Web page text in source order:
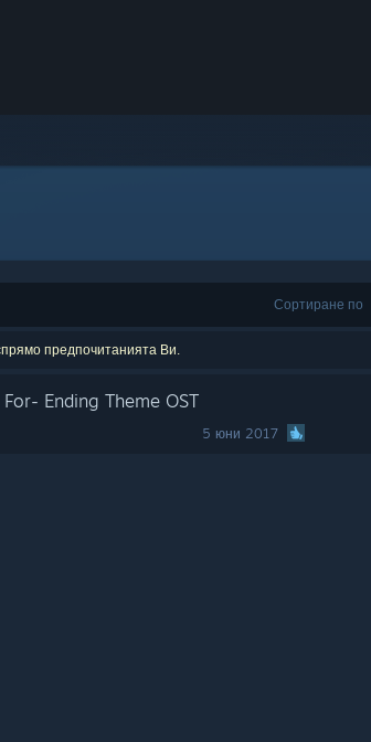
Сортиране по
предпочитанията Ви.
Ending Theme OST
5 юни 2017